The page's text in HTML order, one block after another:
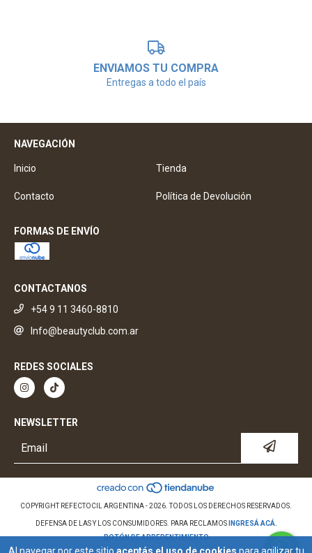
ENVIAMOS TU COMPRA
Entregas a todo el país
NAVEGACIÓN
Inicio Tienda
Contacto Política de Devolución
FORMAS DE ENVÍO
CONTACTANOS
+54 9 11 3460-8810
Info@beautyclub.com.ar
REDES SOCIALES
NEWSLETTER
COPYRIGHT REFECTOCIL ARGENTINA - 2026. TODOS LOS DERECHOS RESERVADOS.
DEFENSA DE LAS Y LOS CONSUMIDORES. PARA RECLAMOS
INGRESÁ ACÁ.
BOTÓN DE ARREPENTIMIENTO